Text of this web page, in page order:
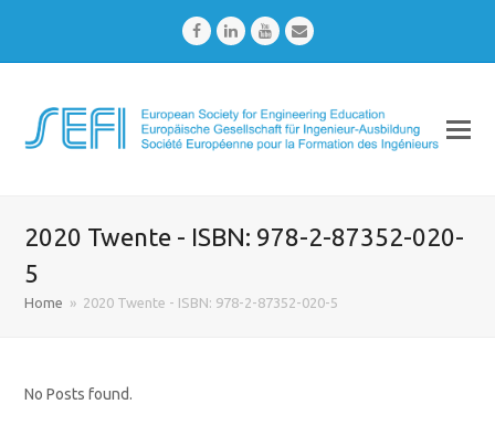
FacebookLinkedInYoutubeEmail
2020 Twente - ISBN: 978-2-87352-020-
5
Home » 2020 Twente - ISBN: 978-2-87352-020-5
No Posts found.